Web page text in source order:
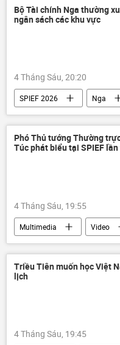
SPIEF 2026
Bộ Tài chính Nga thường
ngân sách các khu vực
4 Tháng Sáu, 20:20
SPIEF 2026 Nga
Anton Siluanov
Bộ
Thế giới
Kinh tế
Phó Thủ tướng Thường
Túc phát biểu tại SPIEF
4 Tháng Sáu, 19:55
Multimedia Video
SPIEF 2026
Chính trị
Việt Nam
Hợp tác
Triều Tiên muốn học Việt
lịch
4 Tháng Sáu, 19:45